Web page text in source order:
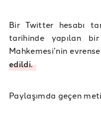
Bir Twitter hesabı
tarihinde yapılan
Mahkemesi’nin
edildi.
Paylaşımda geçen